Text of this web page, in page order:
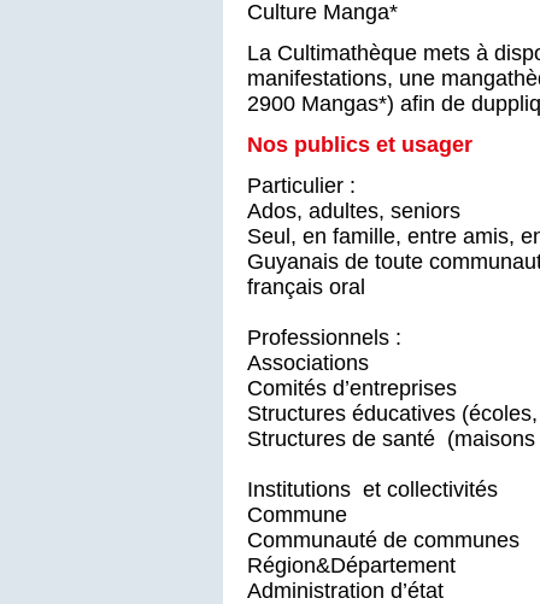
Culture Manga*
La Cultimathèque mets à
manifestations, une
2900 Mangas*) afin de
Nos publics et usager
Particulier :
Ados, adultes, seniors
Seul, en famille, entre amis,
Guyanais de toute
français oral
Professionnels :
Associations
Comités d’entreprises
Structures éducatives
Structures de santé
Institutions et collectivités
Commune
Communauté de communes
Région&Département
Administration d’état